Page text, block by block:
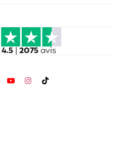
4.5 | 2075avis